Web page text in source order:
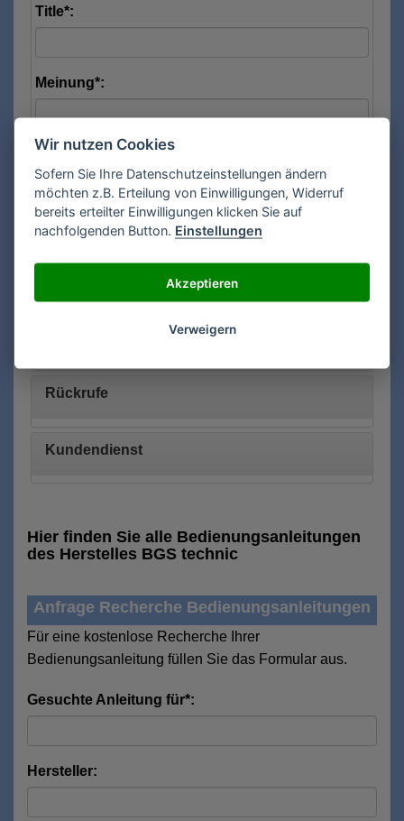
Title*:
Meinung*:
Sicherheitscode*:
Rückrufe
Kundendienst
Hier finden Sie alle Bedienungsanleitungen
des Herstelles BGS technic
Anfrage Recherche Bedienungsanleitungen
Für eine kostenlose Recherche Ihrer
Bedienungsanleitung füllen Sie das Formular aus.
Gesuchte Anleitung für*:
Hersteller:
Wir nutzen Cookies
Sofern Sie Ihre Datenschutzeinstellungen ändern
möchten z.B. Erteilung von Einwilligungen, Widerruf
bereits erteilter Einwilligungen klicken Sie auf
nachfolgenden Button. Einstellungen
Akzeptieren
Verweigern